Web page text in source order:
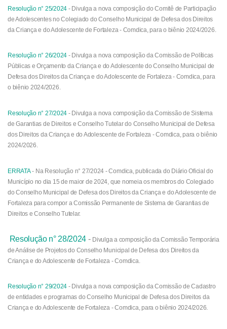
Resolução n° 25/2024 - Divulga a nova composição do Comitê de Participação
de Adolescentes no Colegiado do Conselho Municipal de Defesa dos Direitos
da Criança e do Adolescente de Fortaleza - Comdica, para o biênio 2024/2026.
Resolução n° 26/2024 - Divulga a nova composição da Comissão de Políticas
Públicas e Orçamento da Criança e do Adolescente do Conselho Municipal de
Defesa dos Direitos da Criança e do Adolescente de Fortaleza - Comdica, para
o biênio 2024/2026.
Resolução n° 27/2024 - Divulga a nova composição da Comissão de Sistema
de Garantias de Direitos e Conselho Tutelar do Conselho Municipal de Defesa
dos Direitos da Criança e do Adolescente de Fortaleza - Comdica, para o biênio
2024/2026.
ERRATA- Na Resolução n° 27/2024 - Comdica, publicada do Diário Oficial do
Município no dia 15 de maior de 2024, que nomeia os membros do Colegiado
do Conselho Municipal de Defesa dos Direitos da Criança e do Adolescente de
Fortaleza para compor a Comissão Permanente de Sistema de Garantias de
Direitos e Conselho Tutelar.
Resolução n° 28/2024 - Divulga a composição da Comissão Temporária
de Análise de Projetos do Conselho Municipal de Defesa dos Direitos da
Criança e do Adolescente de Fortaleza - Comdica.
Resolução n° 29/2024 - Divulga a nova composição da Comissão de Cadastro
de entidades e programas do Conselho Municipal de Defesa dos Direitos da
Criança e do Adolescente de Fortaleza - Comdica, para o biênio 2024/2026.